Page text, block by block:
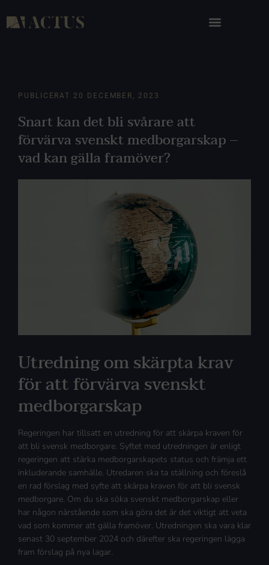
PUBLICERAT 20 DECEMBER, 2023
Snart kan det bli svårare att
förvärva svenskt medborgarskap –
vad kan gälla framöver?
Utredning om skärpta krav
för att förvärva svenskt
medborgarskap
Regeringen har tillsatt en utredning för att skärpa kraven för
att bli svensk medborgare. Syftet med utredningen är enligt
regeringen att stärka medborgarskapets status och främja ett
inkluderande samhälle. Utredaren ska ta ställning och föreslå
en rad förslag med syfte att skärpa kraven för att bli svensk
medborgare. Om du ska söka svenskt medborgarskap eller
har någon närstående som ska göra det är det viktigt att veta
vad som kommer att gälla framöver. Utredningen ska vara klar
senast 30 september 2024 och därefter ska regeringen lägga
fram förslag på nya lagar.